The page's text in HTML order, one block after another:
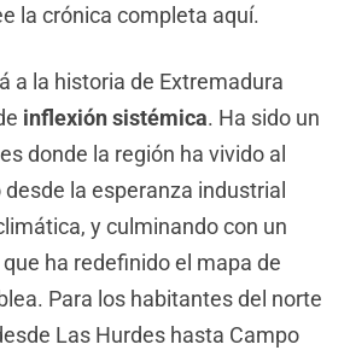
la crónica completa aquí.
a la historia de Extremadura
inflexión sistémica. Ha sido un
donde la región ha vivido al
la esperanza industrial
y culminando con un
ha redefinido el mapa de
Para los habitantes del norte
Las Hurdes hasta Campo